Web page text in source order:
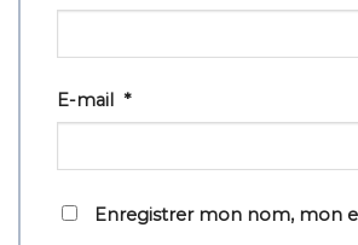
E-mail *
Enregistrer mon nom, mon